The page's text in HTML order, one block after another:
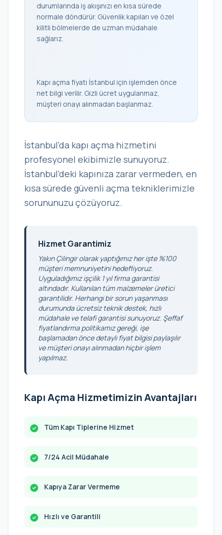
durumlarında iş akışınızı en kısa sürede
normale döndürür. Güvenlik kapıları ve özel
kilitli bölmelerde de uzman müdahale
sağlarız.
Kapı açma fiyatı İstanbul için işlemden önce
net bilgi verilir. Gizli ücret uygulanmaz,
müşteri onayı alınmadan başlanmaz.
İstanbul’da kapı açma hizmetini
profesyonel ekibimizle sunuyoruz.
İstanbul’deki kapınıza zarar vermeden, en
kısa sürede güvenli açma tekniklerimizle
sorununuzu çözüyoruz.
Hizmet Garantimiz
Yakın Çilingir olarak yaptığımız her işte %100
müşteri memnuniyetini hedefliyoruz.
Uyguladığımız işçilik 1 yıl firma garantisi
altındadır. Kullanılan tüm malzemeler üretici
garantilidir. Herhangi bir sorun yaşanması
durumunda ücretsiz teknik destek, hızlı
müdahale ve telafi garantisi sunuyoruz. Şeffaf
fiyatlandırma politikamız gereği, işe
başlamadan önce detaylı fiyat bilgisi paylaşılır
ve müşteri onayı alınmadan hiçbir işlem
yapılmaz.
Kapı Açma Hizmetimizin Avantajları
Tüm Kapı Tiplerine Hizmet
7/24 Acil Müdahale
Kapıya Zarar Vermeme
Hızlı ve Garantili